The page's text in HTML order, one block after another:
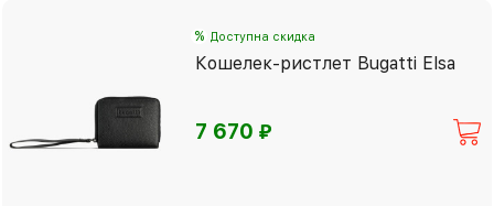
% Доступна скидка
Кошелек-ристлет Bugatti Elsa
7 670⃏